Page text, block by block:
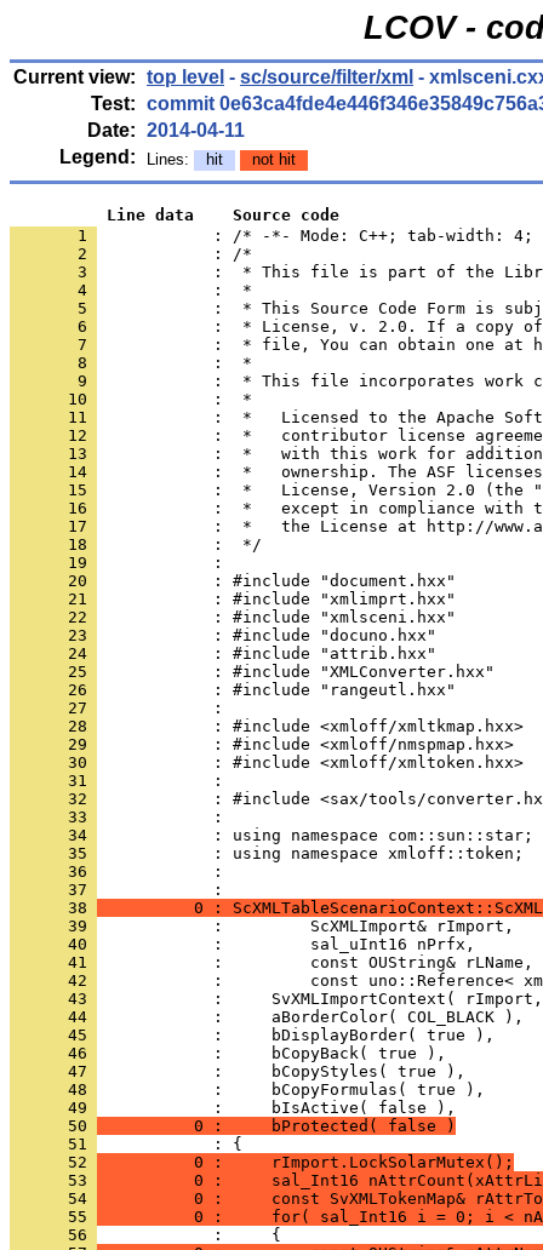
LCOV -
Current view: top level - sc/source/filter/xml -
Test: commit
Date: 2014-04-11
Legend:
Lines: hit not hit
          Line data    Source code
       1
: /* -*- Mode: C++; tab-width:
       2
       3
       4
       5
       6
       7
       8
       9
      10
      11
      12
      13
      14
      15
      16
      17
      18
      19
      20
      21
      22
      23
      24
      25
      26
      27
      28
      29
      30
      31
      32
      33
      34
      35
      36
            :
      37
      38
0 :
      39
      40
      41
      42
      43
      44
      45
      46
      47
      48
      49
      50
          0 :     bProtected( false )
      51
      52
          0 :     rImport.LockSolarMutex();
      53
0 :     sal_Int16
      54
0 :     const SvXMLTokenMap&
      55
0 :     for( sal_Int16 i = 0; i <
      56